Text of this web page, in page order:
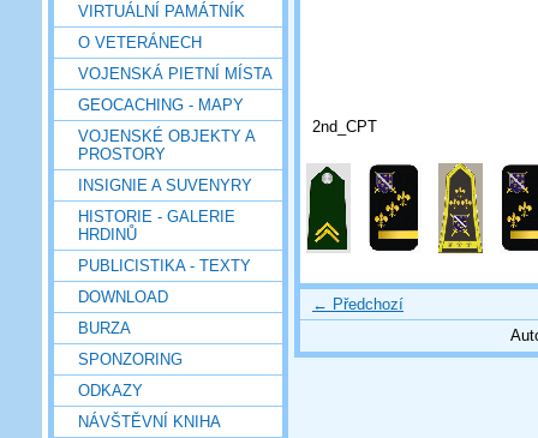
VIRTUÁLNÍ PAMÁTNÍK
O VETERÁNECH
VOJENSKÁ PIETNÍ MÍSTA
GEOCACHING - MAPY
VOJENSKÉ OBJEKTY A
PROSTORY
INSIGNIE A SUVENYRY
HISTORIE - GALERIE
HRDINŮ
PUBLICISTIKA - TEXTY
DOWNLOAD
BURZA
SPONZORING
ODKAZY
NÁVŠTĚVNÍ KNIHA
2nd_CPT
← Předchozí